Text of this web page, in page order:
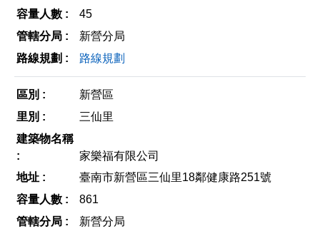
45
新營分局
路線規劃
新營區
三仙里
家樂福有限公司
臺南市新營區三仙里18鄰健康路251號
861
新營分局